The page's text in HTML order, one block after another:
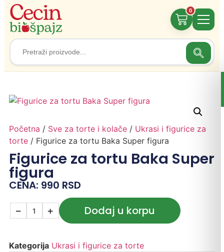
Search
for:
0
Početna / Sve za torte i kolače/ Ukrasi i figurice za
torte/ Figurice za tortu Baka Super figura
Figurice za tortu Baka Super
figura
CENA: 990 RSD
− + Dodaj u korpu
Kategorija Ukrasi i figurice za torte